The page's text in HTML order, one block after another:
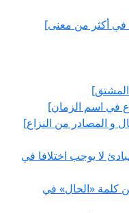
في أكثر من معنى‏]
في اسم الزمان‏]
و المصادر من النزاع‏]
لا يوجب اختلافا في
كلمة «الحال» في